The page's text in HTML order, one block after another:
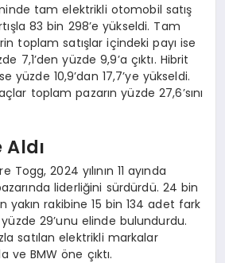
tam elektrikli otomobil satış
83 bin 298’e yükseldi. Tam
toplam satışlar içindeki payı ise
7,1’den yüzde 9,9’a çıktı. Hibrit
yüzde 10,9’dan 17,7’ye yükseldi.
toplam pazarın yüzde 27,6’sını
Togg, 2024 yılının 11 ayında
liderliğini sürdürdü. 24 bin
yakın rakibine 15 bin 134 adet fark
29’unu elinde bulundurdu.
satılan elektrikli markalar
ve BMW öne çıktı.